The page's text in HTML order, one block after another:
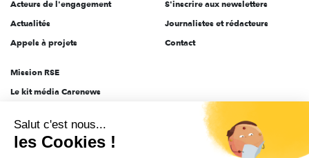
Acteurs de l'engagement
Actualités
Appels à projets
S'inscrire aux newsletters
Journalistes et rédacteurs
Contact
Mission RSE
Le kit média Carenews
AEF info
Novethic
Salut c'est nous...
les Cookies !